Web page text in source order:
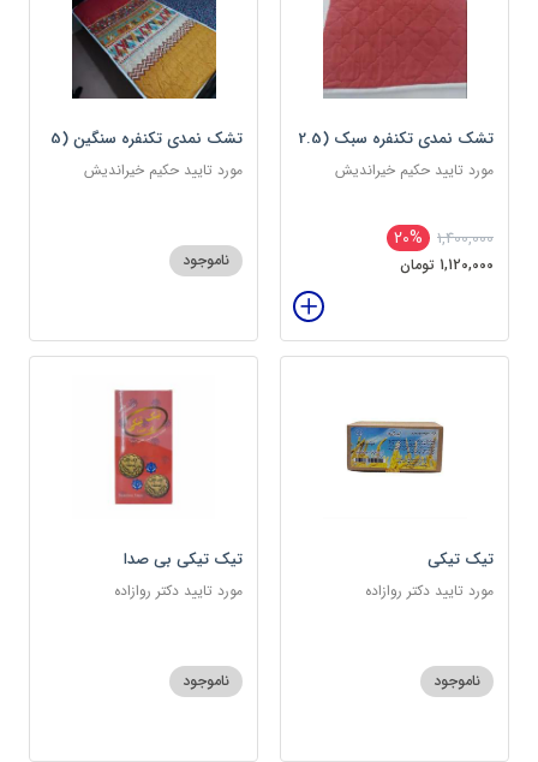
تشک نمدی تکنفره سبک (2.5
کیلویی) دوین (پس کرایه)
مورد تایید حکیم خیراندیش
1,400,000
20%
1,120,000 تومان
تشک نمدی تکنفره سنگین (5
کیلویی) دوین (پس کرایه)
مورد تایید حکیم خیراندیش
ناموجود
تیک تیکی
مورد تایید دکتر روازاده
ناموجود
تیک تیکی بی صدا
مورد تایید دکتر روازاده
ناموجود